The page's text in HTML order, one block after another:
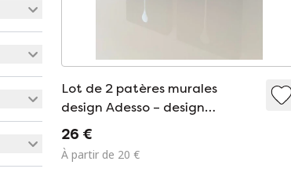
Lot de 2 patères murales
design Adesso – design
moderne et élégant
26 €
À partir de 20 €